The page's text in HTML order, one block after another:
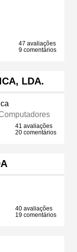
47 avaliações
9 comentários
LDA.
41 avaliações
20 comentários
40 avaliações
19 comentários